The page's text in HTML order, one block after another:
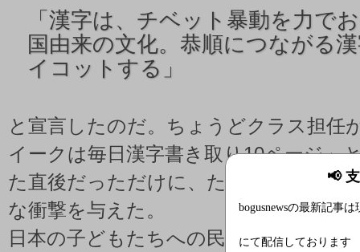
📢
bogusnewsの最新記事は
にて配信しております
「 漢字は、チベット暴動を力で
国由来の文化。恭順につながる
イコットする」
と宣言したのだ。ちょうどクラス担任
イークは毎日漢字書き取り10ページ」
た直後だっただけに、たかしくんの抗
な衝撃を与えた。
日本の子どもたちへの民主主義と自由